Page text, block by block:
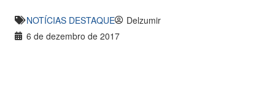
NOTÍCIAS DESTAQUE
Delzumir
6 de dezembro de 2017